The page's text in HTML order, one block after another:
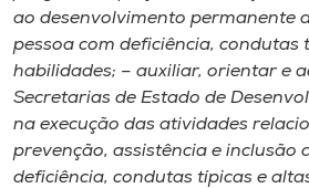
ao desenvolvimento permanente
pessoa com deficiência, condutas
habilidades; – auxiliar, orientar e
Secretarias de Estado de
na execução das atividades
prevenção, assistência e inclusão
deficiência, condutas típicas e